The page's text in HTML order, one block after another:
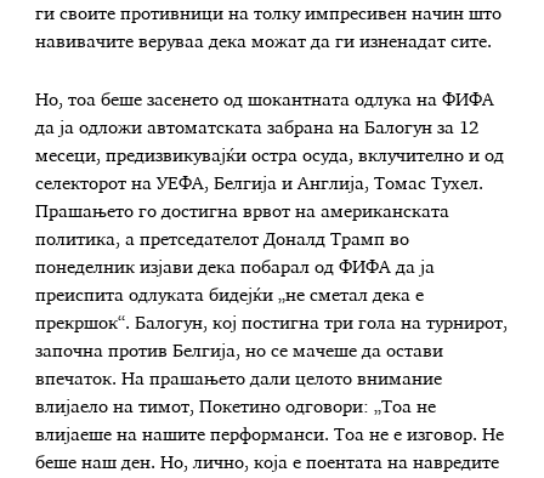
ги своите противници на толку импресивен начин што
навивачите веруваа дека можат да ги изненадат сите.
Но, тоа беше засенето од шокантната одлука на ФИФА
да ја одложи автоматската забрана на Балогун за 12
месеци, предизвикувајќи остра осуда, вклучително и од
селекторот на УЕФА, Белгија и Англија, Томас Тухел.
Прашањето го достигна врвот на американската
политика, а претседателот Доналд Трамп во
понеделник изјави дека побарал од ФИФА да ја
преиспита одлуката бидејќи „не сметал дека е
прекршок“. Балогун, кој постигна три гола на турнирот,
започна против Белгија, но се мачеше да остави
впечаток. На прашањето дали целото внимание
влијаело на тимот, Покетино одговори: „Тоа не
влијаеше на нашите перформанси. Тоа не е изговор. Не
беше наш ден. Но, лично, која е поентата на навредите